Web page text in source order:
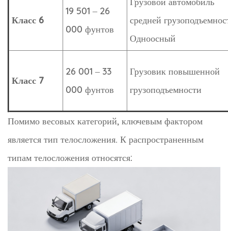
Класс 6
19 501 – 26
000 фунтов
средней
Одноосный
Класс 7
26 001 – 33
000 фунтов
Грузовик повышенной
грузоподъемности
Помимо весовых категорий, ключевым фактором
является тип телосложения. К распространенным
типам телосложения относятся: